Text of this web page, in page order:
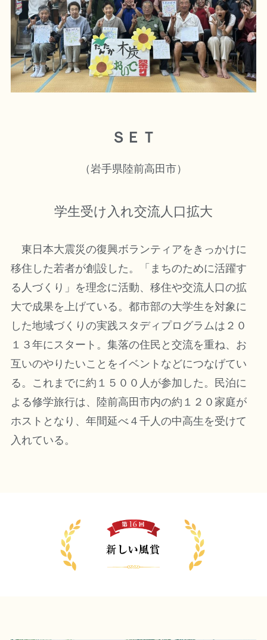
ＳＥＴ
（岩手県陸前高田市）
学生受け入れ交流人口拡大
東日本大震災の復興ボランティアをきっかけに
移住した若者が創設した。「まちのために活躍す
る人づくり」を理念に活動、移住や交流人口の拡
大で成果を上げている。都市部の大学生を対象に
した地域づくりの実践スタディプログラムは２０
１３年にスタート。集落の住民と交流を重ね、お
互いのやりたいことをイベントなどにつなげてい
る。これまでに約１５００人が参加した。民泊に
よる修学旅行は、陸前高田市内の約１２０家庭が
ホストとなり、年間延べ４千人の中高生を受けて
入れている。